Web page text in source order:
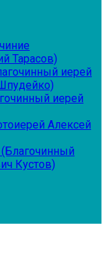
Тарасов)
иерей
иерей
Алексей
(Благочинный
Кустов)